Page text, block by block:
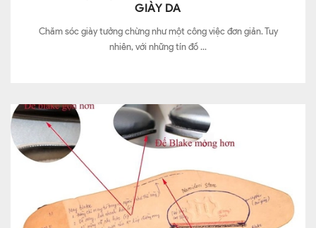
GIÀY DA
Chăm sóc giày tưởng chừng như một công việc đơn giản. Tuy
nhiên, với những tín đồ ...